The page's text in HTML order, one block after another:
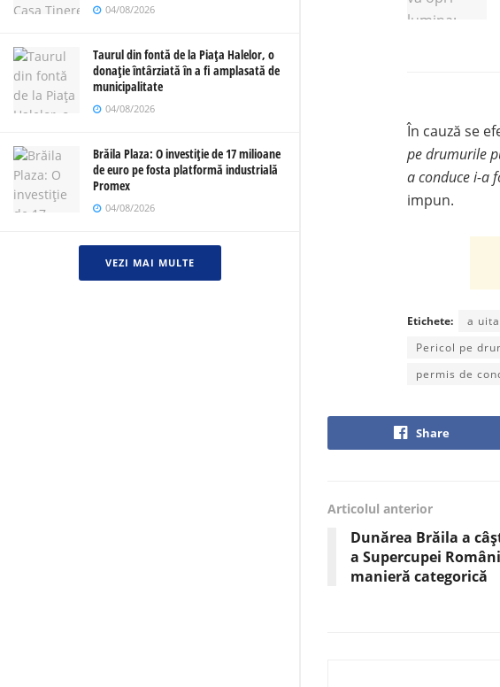
04/08/2026
Taurul din fontă de la Piața Halelor, o
donație întârziată în a fi amplasată de
municipalitate
04/08/2026
Brăila Plaza: O investiție de 17 milioane
de euro pe fosta platformă industrială
Promex
04/08/2026
VEZI MAI MULTE
În cauză se
pe drumurile
a conduce i-a
impun.
Etichete:
a
Pericol pe
permis de
Share
Articolul anterior
Dunărea Brăila a
a Supercupei
manieră categorică